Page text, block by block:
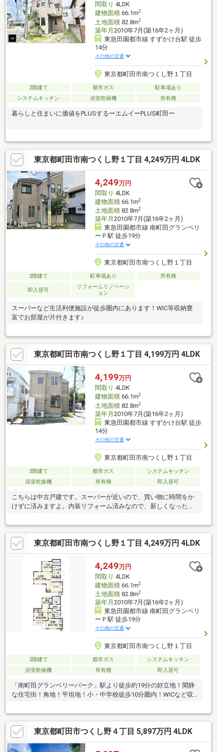
間取り 4LDK
建物面積66.1m2
土地面積82.8m2
築年月 2010年7月(築16年2ヶ月)
東急田園都市線 すずかけ台駅 徒歩
14分
その他の交通
東京都町田市南つくし野１丁目
2階建て 都市ガス
駐車場あり
システムキッチン
浴室乾燥機 所有権
暮らしと住まいに価値をPLUSするーエムイーPLUS町田ー
東京都町田市南つくし野１丁目 4,249万円 4LDK
4,249万円
間取り 4LDK
建物面積66.1m2
土地面積82.8m2
築年月 2010年7月(築16年2ヶ月)
東急田園都市線 南町田グランベリ
ーＰ駅 徒歩19分
その他の交通
東京都町田市南つくし野１丁目
2階建て 駐車場あり 所有権
即入居可
リフォームリノベーシ
ョン
スーパーなど生活利便施設が徒歩圏内にあります！WIC等収納豊
富でお部屋が片付きます♪
東京都町田市南つくし野１丁目 4,199万円 4LDK
4,199万円
間取り 4LDK
建物面積66.1m2
土地面積82.8m2
築年月 2010年7月(築16年2ヶ月)
東急田園都市線 すずかけ台駅 徒歩
14分
その他の交通
東京都町田市南つくし野１丁目
2階建て 都市ガス
システムキッチン
浴室乾燥機
所有権 即入居可
こちらは中古戸建です。スーパーが近いので、買い物に時間をか
けずに済みますよ。内装リフォーム済みなので、新しくなった住
備も充実しています。
東京都町田市南つくし野１丁目 4,249万円 4LDK
4,249万円
間取り 4LDK
建物面積66.1m2
土地面積82.8m2
築年月 2010年7月(築16年2ヶ月)
東急田園都市線 南町田グランベリ
ーＰ駅 徒歩19分
その他の交通
東京都町田市南つくし野１丁目
2階建て 都市ガス
システムキッチン
浴室乾燥機
所有権 即入居可
「南町田グランベリーパーク」駅より徒歩約19分の好立地！閑静
な住宅街！角地！平坦地！小・中学校徒歩10分圏内！WICなど収
利です！
東京都町田市つくし野４丁目 5,897万円 4LDK